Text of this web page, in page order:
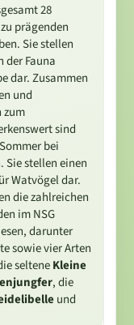
28
prägenden
Sie stellen
der Fauna
dar. Zusammen
und
zum
sind
bei
Sie stellen einen
Watvögel dar.
die zahlreichen
im NSG
darunter
sowie vier Arten
seltene Kleine
, die
und